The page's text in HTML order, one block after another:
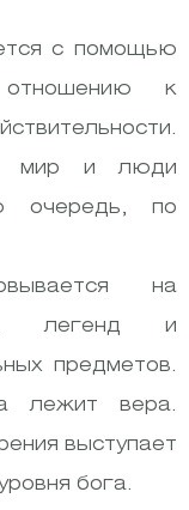
с помощью
отношению к
мир и люди
очередь, по
на
легенд и
предметов.
лежит вера.
выступает
бога.